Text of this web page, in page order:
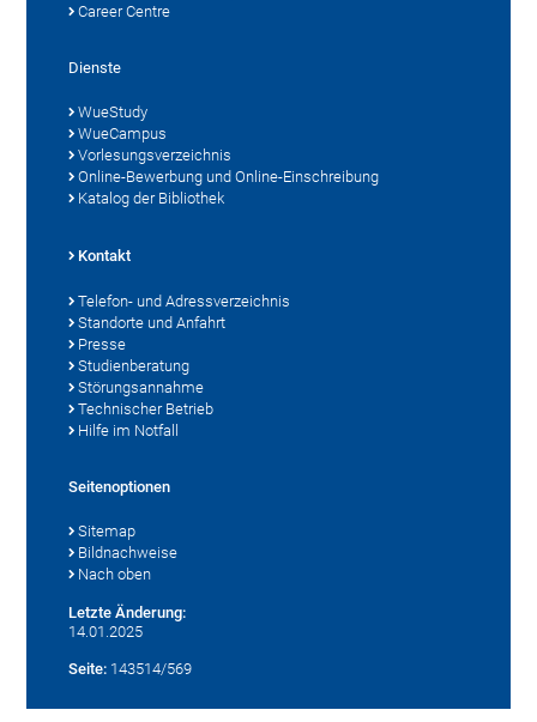
Career Centre
Dienste
WueStudy
WueCampus
Vorlesungsverzeichnis
Online-Bewerbung und Online-Einschreibung
Katalog der Bibliothek
Kontakt
Telefon- und Adressverzeichnis
Standorte und Anfahrt
Presse
Studienberatung
Störungsannahme
Technischer Betrieb
Hilfe im Notfall
Seitenoptionen
Sitemap
Bildnachweise
Nach oben
Letzte Änderung:
14.01.2025
Seite: 143514/569